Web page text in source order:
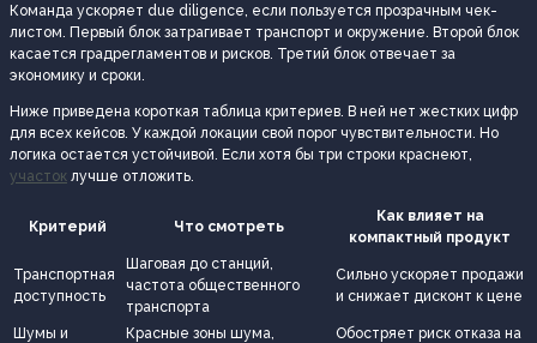
Команда ускоряет due diligence, если пользуется прозрачным чек-
листом. Первый блок затрагивает транспорт и окружение. Второй блок
касается градрегламентов и рисков. Третий блок отвечает за
экономику и сроки.
Ниже приведена короткая таблица критериев. В ней нет жестких цифр
для всех кейсов. У каждой локации свой порог чувствительности. Но
логика остается устойчивой. Если хотя бы три строки краснеют,
участок лучше отложить.
Критерий Что смотреть
Как влияет на
компактный продукт
Транспортная
доступность
Шаговая до станций,
частота общественного
транспорта
Сильно ускоряет продажи
и снижает дисконт к цене
Шумы и
Красные зоны шума,
Обостряет риск отказа на